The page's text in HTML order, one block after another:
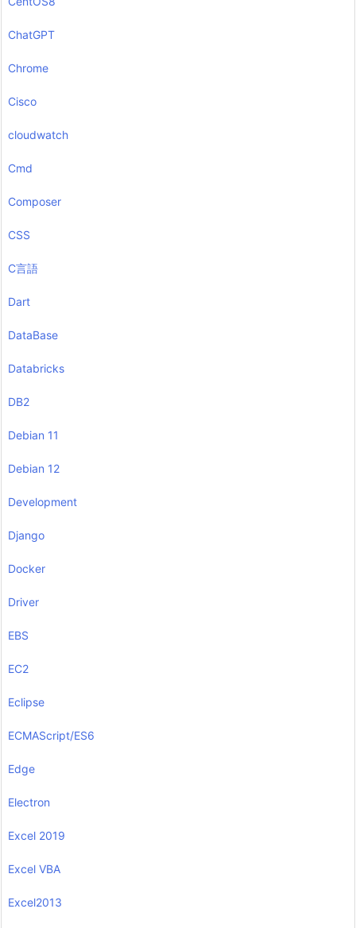
ChatGPT
Chrome
Cisco
cloudwatch
Cmd
Composer
CSS
C言語
Dart
DataBase
Databricks
DB2
Debian 11
Debian 12
Development
Django
Docker
Driver
EBS
EC2
Eclipse
ECMAScript/ES6
Edge
Electron
Excel 2019
Excel VBA
Excel2013